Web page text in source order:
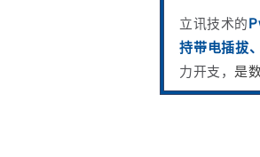
立讯技术的
持带电插拔
力开支，是